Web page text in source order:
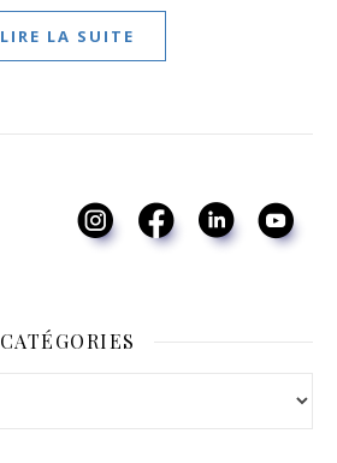
LIRE LA SUITE
CATÉGORIES